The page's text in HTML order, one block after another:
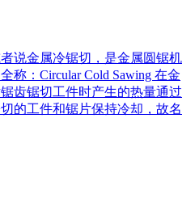
说金属冷锯切，是金属圆锯机
称：Circular Cold Sawing 在金
齿锯切工件时产生的热量通过
的工件和锯片保持冷却，故名